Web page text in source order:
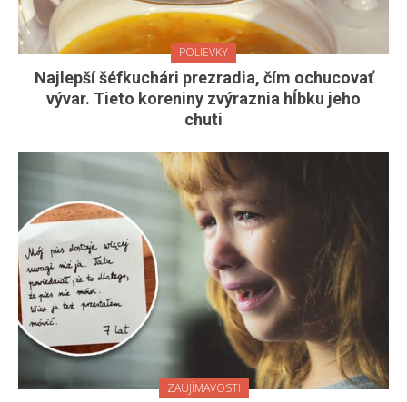
POLIEVKY
Najlepší šéfkuchári prezradia, čím ochucovať
vývar. Tieto koreniny zvýraznia hĺbku jeho
chuti
ZAUJÍMAVOSTI